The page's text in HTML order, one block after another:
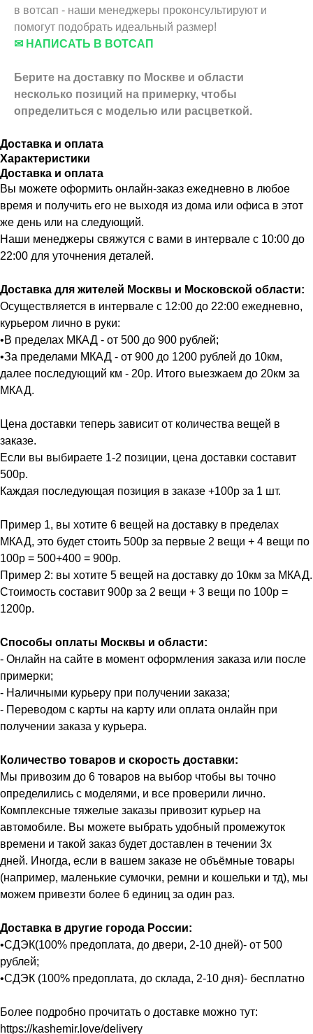
в вотсап - наши менеджеры проконсультируют и
помогут подобрать идеальный размер!
✉ НАПИСАТЬ В ВОТСАП
Берите на доставку по Москве и области
несколько позиций на примерку, чтобы
определиться с моделью или расцветкой.
Доставка и оплата
Характеристики
Доставка и оплата
Вы можете оформить онлайн-заказ ежедневно в любое
время и получить его не выходя из дома или офиса в этот
же день или на следующий.
Наши менеджеры свяжутся с вами в интервале с 10:00 до
22:00 для уточнения деталей.
Доставка для жителей Москвы и Московской области:
Осуществляется в интервале с 12:00 до 22:00 ежедневно,
курьером лично в руки:
•В пределах МКАД - от 500 до 900 рублей;
•За пределами МКАД - от 900 до 1200 рублей до 10км,
далее последующий км - 20р. Итого выезжаем до 20км за
МКАД.
Цена доставки теперь зависит от количества вещей в
заказе.
Если вы выбираете 1-2 позиции, цена доставки составит
500р.
Каждая последующая позиция в заказе +100р за 1 шт.
Пример 1, вы хотите 6 вещей на доставку в пределах
МКАД, это будет стоить 500р за первые 2 вещи + 4 вещи по
100р = 500+400 = 900р.
Пример 2: вы хотите 5 вещей на доставку до 10км за МКАД.
Стоимость составит 900р за 2 вещи + 3 вещи по 100р =
1200р.
Способы оплаты Москвы и области:
- Онлайн на сайте в момент оформления заказа или после
примерки;
- Наличными курьеру при получении заказа;
- Переводом с карты на карту или оплата онлайн при
получении заказа у курьера.
Количество товаров и скорость доставки:
Мы привозим до 6 товаров на выбор чтобы вы точно
определились с моделями, и все проверили лично.
Комплексные тяжелые заказы привозит курьер на
автомобиле. Вы можете выбрать удобный промежуток
времени и такой заказ будет доставлен в течении 3х
дней. Иногда, если в вашем заказе не объёмные товары
(например, маленькие сумочки, ремни и кошельки и тд), мы
можем привезти более 6 единиц за один раз.
Доставка в другие города России:
•СДЭК(100% предоплата, до двери, 2-10 дней)- от 500
рублей;
•СДЭК (100% предоплата, до склада, 2-10 дня)- бесплатно
Более подробно прочитать о доставке можно тут:
https://kashemir.love/delivery